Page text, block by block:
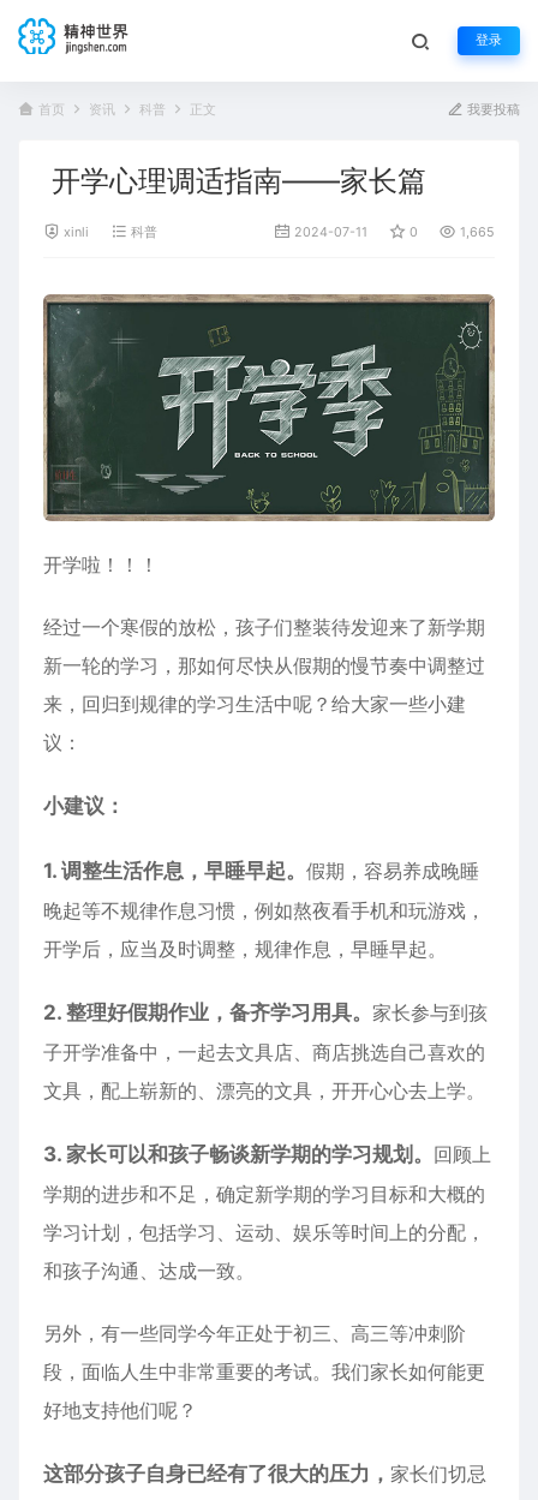
登录
首页 资讯 科普 正文 我要投稿
开学心理调适指南——家长篇
xinli 科普 2024-07-11 0 1,665
开学啦！！！
经过一个寒假的放松，孩子们整装待发迎来了新学期
新一轮的学习，那如何尽快从假期的慢节奏中调整过
来，回归到规律的学习生活中呢？给大家一些小建
议：
小建议：
1. 调整生活作息，早睡早起。 假期，容易养成晚睡
晚起等不规律作息习惯，例如熬夜看手机和玩游戏，
开学后，应当及时调整，规律作息，早睡早起。
2. 整理好假期作业，备齐学习用具。 家长参与到孩
子开学准备中，一起去文具店、商店挑选自己喜欢的
文具，配上崭新的、漂亮的文具，开开心心去上学。
3. 家长可以和孩子畅谈新学期的学习规划。 回顾上
学期的进步和不足，确定新学期的学习目标和大概的
学习计划，包括学习、运动、娱乐等时间上的分配，
和孩子沟通、达成一致。
另外，有一些同学今年正处于初三、高三等冲刺阶
段，面临人生中非常重要的考试。我们家长如何能更
好地支持他们呢？
这部分孩子自身已经有了很大的压力， 家长们切忌